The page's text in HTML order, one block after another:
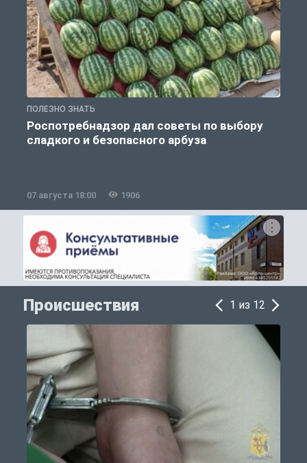
ПОЛЕЗНО ЗНАТЬ
Роспотребнадзор дал советы по выбору
сладкого и безопасного арбуза
07 августа 18:00 1906
Происшествия 1 из 12